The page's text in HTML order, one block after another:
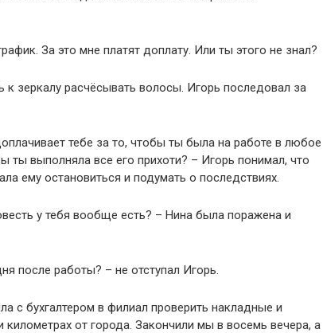
За это мне платят доплату. Или ты этого не знал?
к зеркалу расчёсывать волосы. Игорь последовал за
тебе за то, чтобы ты была на работе в любое
ты выполняла все его прихоти? – Игорь понимал, что
ему остановиться и подумать о последствиях.
у тебя вообще есть? – Нина была поражена и
после работы? – не отступал Игорь.
с бухгалтером в филиал проверить накладные и
от города. Закончили мы в восемь вечера, а